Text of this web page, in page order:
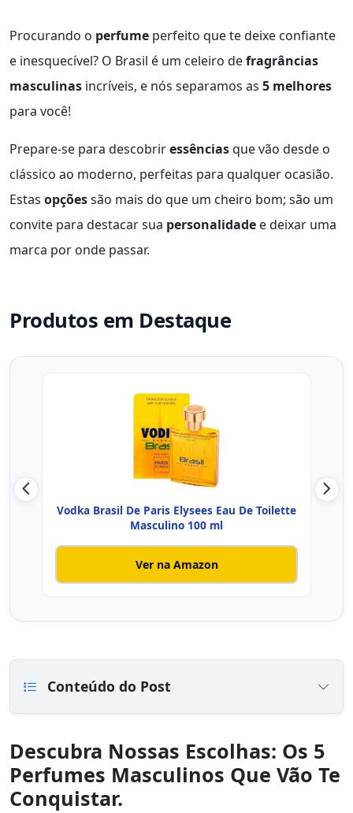
Procurando o perfume perfeito que te deixe confiante
e inesquecível? O Brasil é um celeiro defragrâncias
masculinas incríveis, e nós separamos as 5 melhores
para você!
Prepare-se para descobriressênciasque vão desde o
clássico ao moderno, perfeitas para qualquer ocasião.
Estas opçõessão mais do que um cheiro bom; são um
convite para destacar sua personalidade e deixar uma
marca por onde passar.
Produtos em Destaque
Vodka Brasil De Paris Elysees Eau De Toilette
Masculino 100 ml
Ver na Amazon
Conteúdo do Post
Descubra Nossas Escolhas: Os 5
Perfumes Masculinos Que Vão Te
Conquistar.